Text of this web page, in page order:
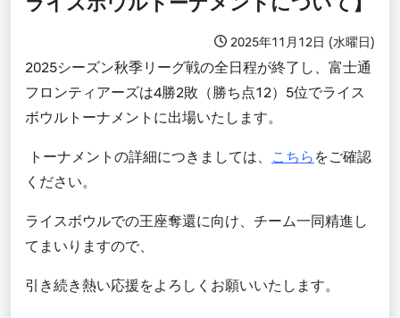
2025年11月12日 (水曜日)
2025シーズン秋季リーグ戦の全日程が終了し、富士通
フロンティアーズは4勝2敗（勝ち点12）5位でライス
ボウルトーナメントに出場いたします。
トーナメントの詳細につきましては、 こちら をご確認
ください。
ライスボウルでの王座奪還に向け、チーム一同精進し
てまいりますので、
引き続き熱い応援をよろしくお願いいたします。